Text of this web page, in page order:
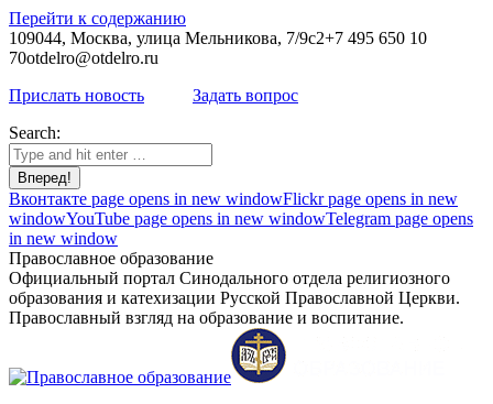
Перейти к содержанию
109044, Москва, улица Мельникова, 7/9с2+7 495 650 10
70otdelro@otdelro.ru
Прислать новость
Задать вопрос
Search:
Вконтакте page opens in new windowFlickr page opens in new
windowYouTube page opens in new windowTelegram page opens
in new window
Православное образование
Официальный портал Синодального отдела религиозного
образования и катехизации Русской Православной Церкви.
Православный взгляд на образование и воспитание.